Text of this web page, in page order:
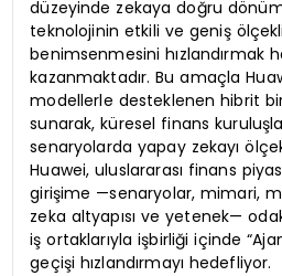
düzeyinde zekaya doğru
teknolojinin etkili ve geniş
benimsenmesini hızlandırmak
kazanmaktadır. Bu amaçla
modellerle desteklenen hibrit
sunarak, küresel finans
senaryolarda yapay zekayı
Huawei, uluslararası finans
girişime —senaryolar, mimari,
zeka altyapısı ve yetenek—
iş ortaklarıyla işbirliği içinde
geçişi hızlandırmayı hedefliyor.